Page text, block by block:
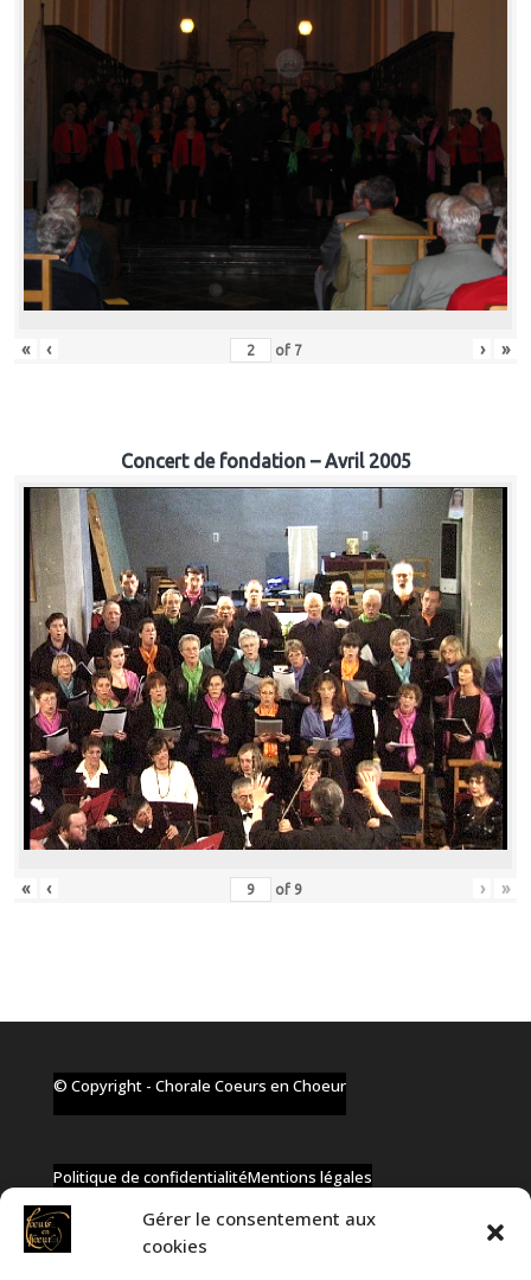
Gérer le consentement aux
cookies
« ‹ of 7 › »
Concert de fondation – Avril 2005
« ‹ of 9 › »
© Copyright - Chorale Coeurs en Choeur
Politique de confidentialitéMentions légales